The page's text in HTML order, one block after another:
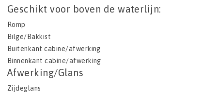
Geschikt voor boven de waterlijn:
Romp
Bilge/Bakkist
Buitenkant cabine/afwerking
Binnenkant cabine/afwerking
Afwerking/Glans
Zijdeglans